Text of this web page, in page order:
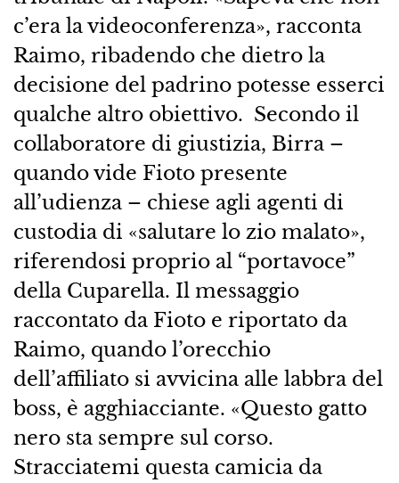
c’era la videoconferenza», racconta
Raimo, ribadendo che dietro la
decisione del padrino potesse esserci
qualche altro obiettivo. Secondo il
collaboratore di giustizia, Birra –
quando vide Fioto presente
all’udienza – chiese agli agenti di
custodia di «salutare lo zio malato»,
riferendosi proprio al “portavoce”
della Cuparella. Il messaggio
raccontato da Fioto e riportato da
Raimo, quando l’orecchio
dell’affiliato si avvicina alle labbra del
boss, è agghiacciante. «Questo gatto
nero sta sempre sul corso.
Stracciatemi questa camicia da